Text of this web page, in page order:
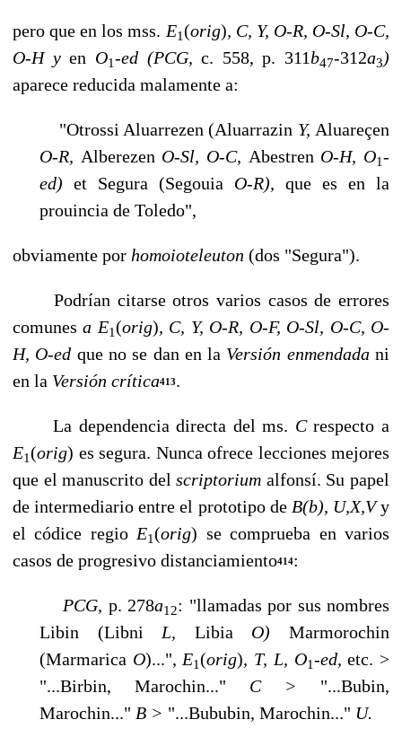
pero que en los mss. E1(orig), C, Y, O-R, O-Sl, O-C,
O-H yen O1-ed (PCG,c. 558, p. 311b47-312a3)
aparece reducida malamente a:
"Otrossi Aluarrezen (Aluarrazin Y, Aluareçen
O-R, Alberezen O-Sl, O-C, Abestren O-H, O1-
ed) et Segura (Segouia O-R), que es en la
prouincia de Toledo",
obviamente por homoioteleuton (dos "Segura").
Podrían citarse otros varios casos de errores
comunesa E1(orig), C, Y, O-R, O-F, O-Sl, O-C, O-
H, O-ed que no se dan en la Versión enmendadani
en la Versión crítica413.
La dependencia directa del ms. Crespecto a
E1(orig) es segura. Nunca ofrece lecciones mejores
que el manuscrito delscriptorium alfonsí. Su papel
de intermediario en­tre el prototipo de B(b), U,X,Vy
el códice regio E1(orig) se comprueba en varios
casos de progresivo distanciamiento414:
PCG, p. 278a12: "llamadas por sus nombres
Libin (Libni L, Libia O)Marmorochin
(Marmarica O)...", E1(orig), T, L, O1-ed,etc. >
"...Birbin, Marochin..." C > "...Bubin,
Marochin..." B > "...Bububin, Marochin..." U.